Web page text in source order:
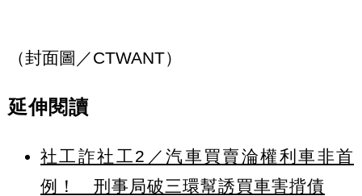
（封面圖／CTWANT）
延伸閱讀
社工詐社工2／汽車買賣淪權利車非首
例！ 刑事局破三環幫誘買車害揹債